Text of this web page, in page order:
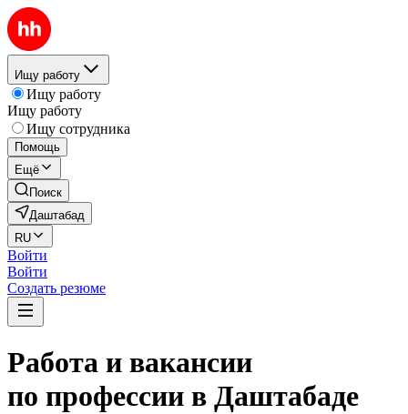
Ищу работу
Ищу работу
Ищу работу
Ищу сотрудника
Помощь
Ещё
Поиск
Даштабад
RU
Войти
Войти
Создать резюме
Работа и вакансии
по профессии в Даштабаде